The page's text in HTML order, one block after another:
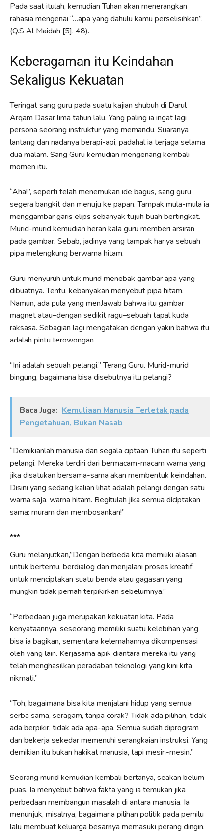
Pada saat itulah, kemudian Tuhan akan menerangkan
rahasia mengenai “…apa yang dahulu kamu perselisihkan”.
(Q.S Al Maidah [5], 48).
Keberagaman itu Keindahan
Sekaligus Kekuatan
Teringat sang guru pada suatu kajian shubuh di Darul
Arqam Dasar lima tahun lalu. Yang paling ia ingat lagi
persona seorang instruktur yang memandu. Suaranya
lantang dan nadanya berapi-api, padahal ia terjaga selama
dua malam. Sang Guru kemudian mengenang kembali
momen itu.
“Aha!”, seperti telah menemukan ide bagus, sang guru
segera bangkit dan menuju ke papan. Tampak mula-mula ia
menggambar garis elips sebanyak tujuh buah bertingkat.
Murid-murid kemudian heran kala guru memberi arsiran
pada gambar. Sebab, jadinya yang tampak hanya sebuah
pipa melengkung berwarna hitam.
Guru menyuruh untuk murid menebak gambar apa yang
dibuatnya. Tentu, kebanyakan menyebut pipa hitam.
Namun, ada pula yang menJawab bahwa itu gambar
magnet atau–dengan sedikit ragu–sebuah tapal kuda
raksasa. Sebagian lagi mengatakan dengan yakin bahwa itu
adalah pintu terowongan.
“Ini adalah sebuah pelangi.” Terang Guru. Murid-murid
bingung, bagaimana bisa disebutnya itu pelangi?
Baca Juga: Kemuliaan Manusia Terletak pada
Pengetahuan, Bukan Nasab
“Demikianlah manusia dan segala ciptaan Tuhan itu seperti
pelangi. Mereka terdiri dari bermacam-macam warna yang
jika disatukan bersama-sama akan membentuk keindahan.
Disini yang sedang kalian lihat adalah pelangi dengan satu
warna saja, warna hitam. Begitulah jika semua diciptakan
sama: muram dan membosankan!”
***
Guru melanjutkan,”Dengan berbeda kita memiliki alasan
untuk bertemu, berdialog dan menjalani proses kreatif
untuk menciptakan suatu benda atau gagasan yang
mungkin tidak pernah terpikirkan sebelumnya.”
“Perbedaan juga merupakan kekuatan kita. Pada
kenyataannya, seseorang memiliki suatu kelebihan yang
bisa ia bagikan, sementara kelemahannya dikompensasi
oleh yang lain. Kerjasama apik diantara mereka itu yang
telah menghasilkan peradaban teknologi yang kini kita
nikmati.”
“Toh, bagaimana bisa kita menjalani hidup yang semua
serba sama, seragam, tanpa corak? Tidak ada pilihan, tidak
ada berpikir, tidak ada apa-apa. Semua sudah diprogram
dan bekerja sekedar memenuhi serangkaian instruksi. Yang
demikian itu bukan hakikat manusia, tapi mesin-mesin.”
Seorang murid kemudian kembali bertanya, seakan belum
puas. Ia menyebut bahwa fakta yang ia temukan jika
perbedaan membangun masalah di antara manusia. Ia
menunjuk, misalnya, bagaimana pilihan politik pada pemilu
lalu membuat keluarga besarnya memasuki perang dingin.